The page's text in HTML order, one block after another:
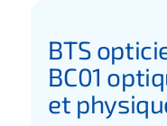
BTS
BC01
et